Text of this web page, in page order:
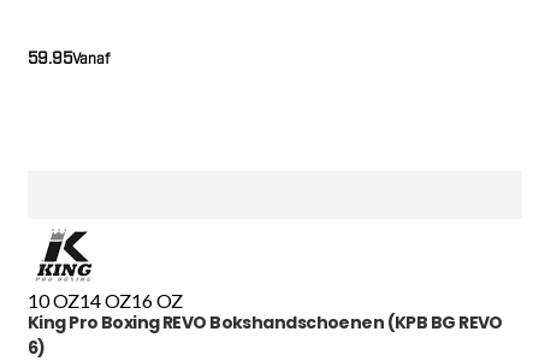
Vanaf
59.95
10 OZ14 OZ16 OZ
King Pro Boxing REVO Bokshandschoenen (KPB BG REVO
6)